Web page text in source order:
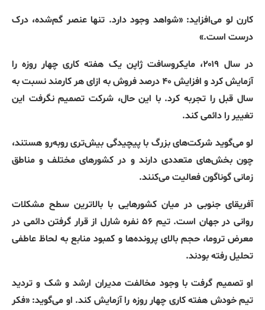
کارن لو می‌افزاید: «شواهد وجود دارد. تنها عنصر گم‌شده، درک
درست است.»
در سال ۲۰۱۹، مایکروسافت ژاپن یک هفته کاری چهار روزه را
آزمایش کرد و افزایش ۴۰ درصد فروش به ازای هر کارمند نسبت به
سال قبل را تجربه کرد.با این حال، شرکت تصمیم نگرفت این
تغییر را دائمی کند.
لو می‌گوید شرکت‌های بزرگ با پیچیدگی بیش‌تری روبه‌رو هستند،
چون بخش‌های متعددی دارند و در کشورهای مختلف و مناطق
زمانی گوناگون فعالیت می‌کنند.
آفریقای جنوبی در میان کشورهایی با بالاترین سطح مشکلات
روانی در جهان است.
تیم ۵۶ نفره شارل از قرار گرفتن دائمی در
معرض تروما، حجم بالای پرونده‌ها و کمبود منابع به لحاظ عاطفی
تحلیل رفته بودند.
او تصمیم گرفت با وجود مخالفت مدیران ارشد و شک و تردید
تیم خودش هفته کاری چهار روزه را آزمایش کند. او می‌گوید: «فکر